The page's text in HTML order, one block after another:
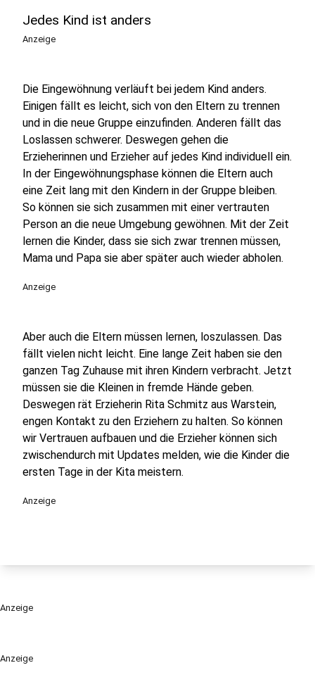
Anzeige
Jedes Kind ist anders
Anzeige
Die Eingewöhnung verläuft bei jedem Kind anders.
Einigen fällt es leicht, sich von den Eltern zu trennen
und in die neue Gruppe einzufinden. Anderen fällt das
Loslassen schwerer. Deswegen gehen die
Erzieherinnen und Erzieher auf jedes Kind individuell ein.
In der Eingewöhnungsphase können die Eltern auch
eine Zeit lang mit den Kindern in der Gruppe bleiben.
So können sie sich zusammen mit einer vertrauten
Person an die neue Umgebung gewöhnen. Mit der Zeit
lernen die Kinder, dass sie sich zwar trennen müssen,
Mama und Papa sie aber später auch wieder abholen.
Anzeige
Aber auch die Eltern müssen lernen, loszulassen. Das
fällt vielen nicht leicht. Eine lange Zeit haben sie den
ganzen Tag Zuhause mit ihren Kindern verbracht. Jetzt
müssen sie die Kleinen in fremde Hände geben.
Deswegen rät Erzieherin Rita Schmitz aus Warstein,
engen Kontakt zu den Erziehern zu halten. So können
wir Vertrauen aufbauen und die Erzieher können sich
zwischendurch mit Updates melden, wie die Kinder die
ersten Tage in der Kita meistern.
Anzeige
Anzeige